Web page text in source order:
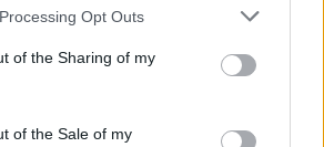
website/app uses one or more Google
or usage behaviour. You may click to
to Google and its third-party tags to
specified purposes in below Google
Opt Outs
of the Sharing of my
of the Sale of my